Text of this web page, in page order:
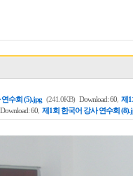
수회 (5).jpg (241.0KB) Download: 60, 제1
Download: 60, 제1회 한국어 강사 연수회